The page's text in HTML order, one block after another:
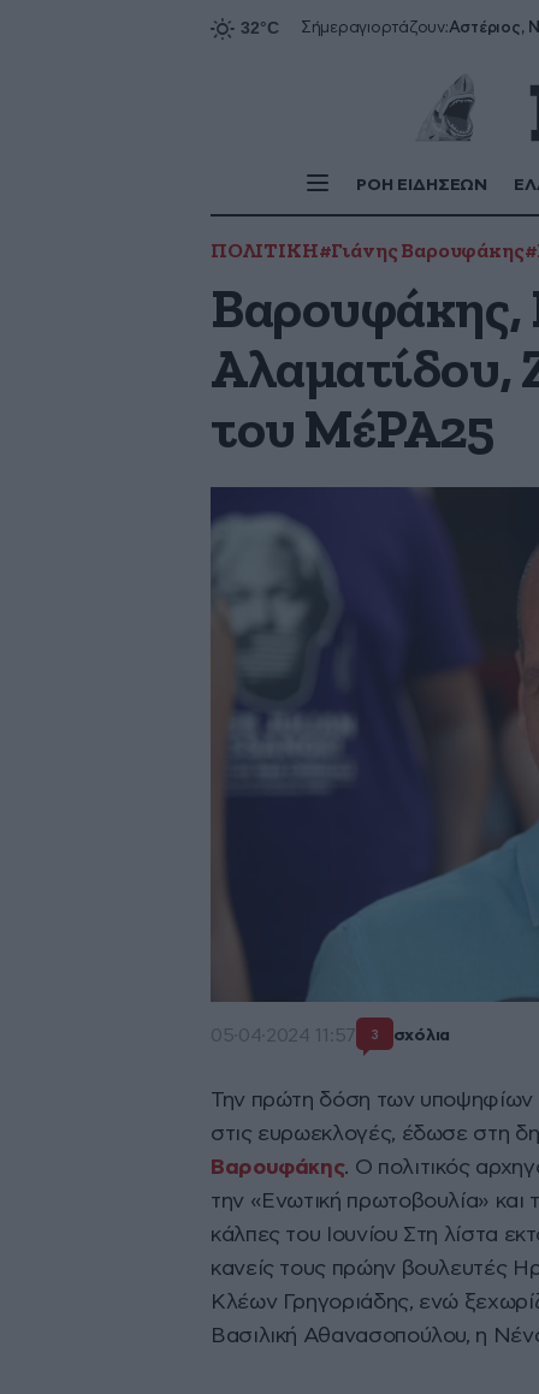
Σήμεραγιορτάζουν:Αστέριος,
ΡΟΗ ΕΙΔΗΣΕΩΝ
ΠΟΛΙΤΙΚΗ#Γιάνης Βαρουφάκης
Βαρουφάκης,
Αλαματίδου,
του ΜέΡΑ25
05·04·2024 11:57 3 σχόλια
Την πρώτη δόση των υποψηφίων
στις ευρωεκλογές, έδωσε στη
Βαρουφάκης. Ο πολιτικός
την «Ενωτική πρωτοβουλία» και
κάλπες του Ιουνίου Στη λίστα
κανείς τους πρώην βουλευτές
Κλέων Γρηγοριάδης, ενώ
Βασιλική Αθανασοπούλου, η